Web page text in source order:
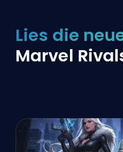
Lies die
Marvel